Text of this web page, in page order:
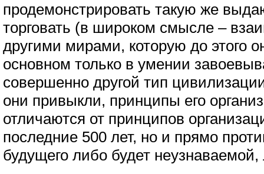
продемонстрировать такую же
торговать (в широком смысле –
другими мирами, которую до этого
основном только в умении
совершенно другой тип
они привыкли, принципы его
отличаются от принципов
последние 500 лет, но и прямо
будущего либо будет неузнаваемой,